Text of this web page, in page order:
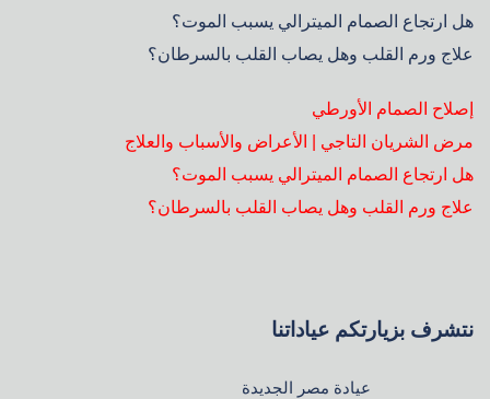
هل ارتجاع الصمام الميترالي يسبب الموت؟
علاج ورم القلب وهل يصاب القلب بالسرطان؟
إصلاح الصمام الأورطي
مرض الشريان التاجي | الأعراض والأسباب والعلاج
هل ارتجاع الصمام الميترالي يسبب الموت؟
علاج ورم القلب وهل يصاب القلب بالسرطان؟
نتشرف بزيارتكم عياداتنا
عيادة مصر الجديدة